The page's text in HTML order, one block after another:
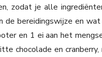
zodat je alle
bereidingswijze en
en 1 ei aan het
chocolade en cranberry,